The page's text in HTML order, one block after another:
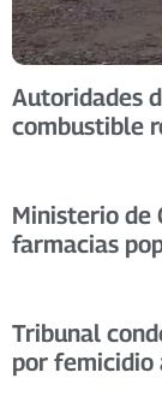
Autoridades
combustible
Ministerio de
farmacias
Tribunal
por femicidio